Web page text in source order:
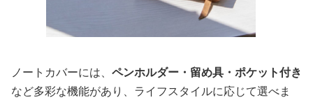
ノートカバーには、 ペンホルダー・留め具・ポケット付き
など多彩な機能があり、ライフスタイルに応じて選べま